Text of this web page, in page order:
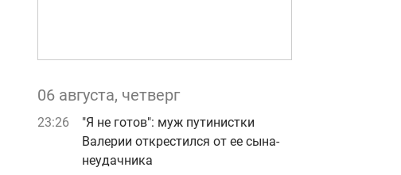
06 августа, четверг
23:26
"Я не готов": муж путинистки
Валерии открестился от ее сына-
неудачника